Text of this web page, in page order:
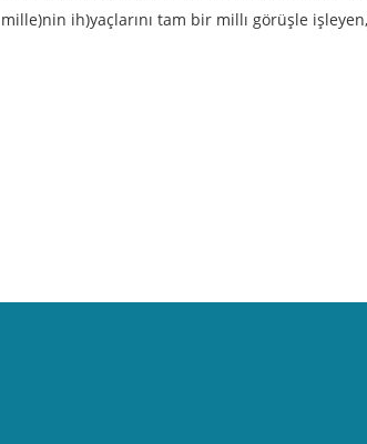
mille)nin ih)yaçlarını tam bir millı görüşle